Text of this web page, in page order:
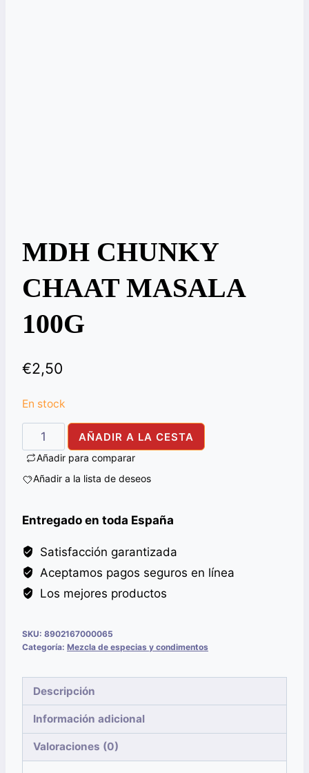
MDH CHUNKY
CHAAT MASALA
100G
€2,50
En stock
MDH
CHUNKY
MASALA
cantidad
AÑADIR A LA CESTA
Añadir para comparar
Añadir a la lista de deseos
Entregado en toda España
Satisfacción garantizada
Aceptamos pagos seguros en línea
Los mejores productos
SKU: 8902167000065
Categoría: Mezcla de especias y condimentos
Descripción
Información adicional
Valoraciones (0)